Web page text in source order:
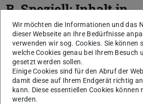
B. Speziell: Inhalt in
Modulen der
„Öffentliches Recht“
C. Qualifikationsziele
Wir möchten die Informationen und das
dieser Webseite an Ihre Bedürfnisse
verwenden wir sog. Cookies. Sie können
welche Cookies genau bei Ihrem Besuch
gesetzt werden sollen.
Einige Cookies sind für den Abruf der
damit diese auf Ihrem Endgerät richtig
kann. Diese essentiellen Cookies können
werden.